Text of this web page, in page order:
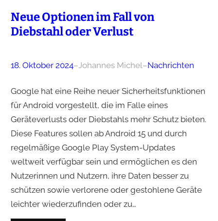
Neue Optionen im Fall von
Diebstahl oder Verlust
18. Oktober 2024–Johannes Michel–Nachrichten
Google hat eine Reihe neuer Sicherheitsfunktionen
für Android vorgestellt, die im Falle eines
Geräteverlusts oder Diebstahls mehr Schutz bieten.
Diese Features sollen ab Android 15 und durch
regelmäßige Google Play System-Updates
weltweit verfügbar sein und ermöglichen es den
Nutzerinnen und Nutzern, ihre Daten besser zu
schützen sowie verlorene oder gestohlene Geräte
leichter wiederzufinden oder zu…